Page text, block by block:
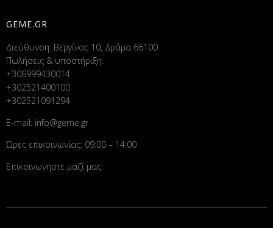
GEME.GR
Διεύθυνση: Βεργίνας 10, Δράμα 66100
Πωλήσεις & υποστήριξη:
+306999430014
+302521400100
+302521091294
E-mail: info@geme.gr
Ώρες επικοινωνίας: 09:00 – 14:00
Επικοινωνήστε μαζί μας